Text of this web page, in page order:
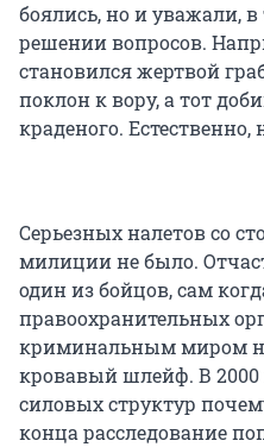
боялись, но и уважали,
решении вопросов.
становился жертвой
поклон к вору, а тот
краденого. Естественно,
Серьезных налетов со
милиции не было.
один из бойцов, сам
правоохранительных
криминальным миром
кровавый шлейф. В 2000
силовых структур
конца расследование